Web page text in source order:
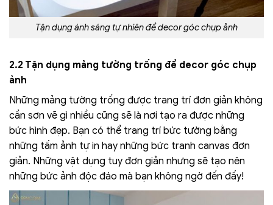
Tận dụng ánh sáng tự nhiên để decor góc chụp ảnh
2.2 Tận dụng mảng tường trống để decor góc chụp
ảnh
Những mảng tường trống được trang trí đơn giản không
cần sơn vẽ gì nhiều cũng sẽ là nơi tạo ra được những
bức hình đẹp. Bạn có thể trang trí bức tường bằng
những tấm ảnh tự in hay những bức tranh canvas đơn
giản. Những vật dụng tuy đơn giản nhưng sẽ tạo nên
những bức ảnh độc đáo mà bạn không ngờ đến đấy!